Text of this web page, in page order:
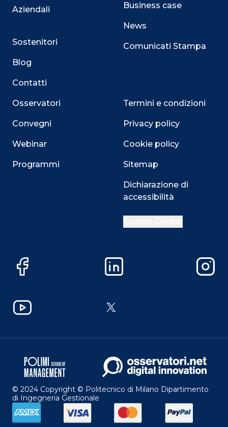
Aziendali
Sostenitori
Blog
Contatti
Osservatori
Convegni
Webinar
Programmi
Business case
News
Comunicati Stampa
Termini e condizioni
Privacy policy
Cookie policy
Sitemap
Dichiarazione di
accessibilità
Facebook LinkedIn
YouTube X
© 2024 Copyright © Politecnico di Milano Dipartimento
di Ingegneria Gestionale